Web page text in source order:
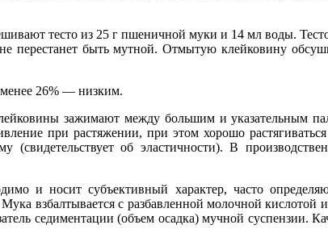
тесто из 25 г пшеничной муки и 14 мл воды.
перестанет быть мутной. Отмытую клейковину
менее 26% — низким.
зажимают между большим и указательным
при растяжении, при этом хорошо
об эластичности). В
и носит субъективный характер, часто
взбалтывается с разбавленной молочной кислотой
седиментации (объем осадка) мучной суспензии.